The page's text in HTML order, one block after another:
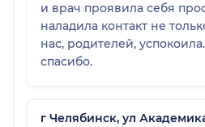
и врач проявила себя
наладила контакт не
нас, родителей,
спасибо.
г Челябинск, ул